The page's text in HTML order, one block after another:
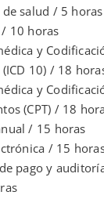
salud / 5 horas
10 horas
y
10) / 18
y
(CPT) / 18
/ 15 horas
/ 15
pago y